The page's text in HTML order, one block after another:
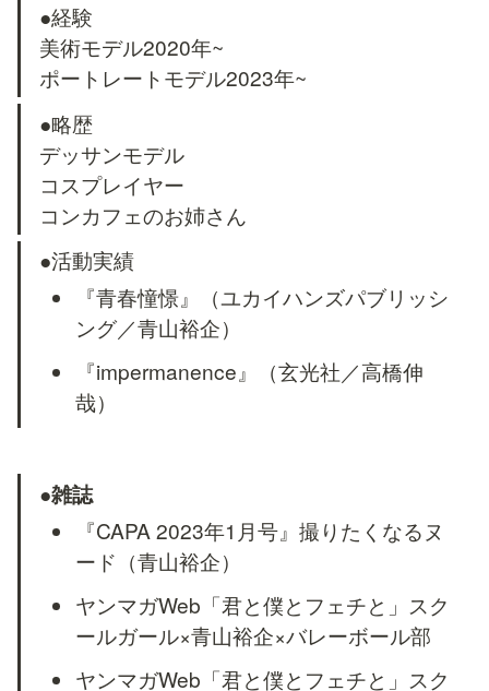
●経験
美術モデル2020年~
ポートレートモデル2023年~
●略歴
デッサンモデル
コスプレイヤー
コンカフェのお姉さん
●活動実績
『青春憧憬』（ユカイハンズパブリッシ
ング／青山裕企）
『impermanence』（玄光社／高橋伸
哉）
●雑誌
『CAPA 2023年1月号』撮りたくなるヌ
ード（青山裕企）
ヤンマガWeb「君と僕とフェチと」スク
ールガール×青山裕企×バレーボール部
ヤンマガWeb「君と僕とフェチと」スク